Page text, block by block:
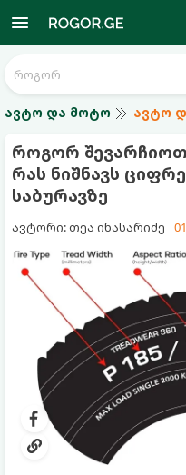
ავტო და მოტო ავტო
როგორ შევარჩიოთ
რას ნიშნავს
საბურავზე
ავტორი: თეა ინასარიძე